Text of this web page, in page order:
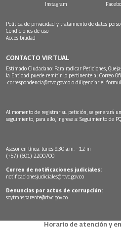
Instagram
Política de privacidad y tratamiento de datos
Condiciones de uso
Accesibilidad
CONTACTO VIRTUAL
Estimado Ciudadano: Para radicar Peticiones,
la Entidad puede remitir lo pertinente al Correo
correspondencia@rtvc.gov.co o diligenciar el
Al momento de registrar su petición, se generará
seguimiento, para ello, ingrese a: Seguimiento de
Asesor en línea: lunes 9:30 a.m. - 12 m
(+57) (601) 2200700
Correo de notificaciones judiciales:
notificacionesjudiciales@rtvc.gov.co
Denuncias por actos de corrupción:
soytransparente@rtvc.gov.co
Horario de atención y